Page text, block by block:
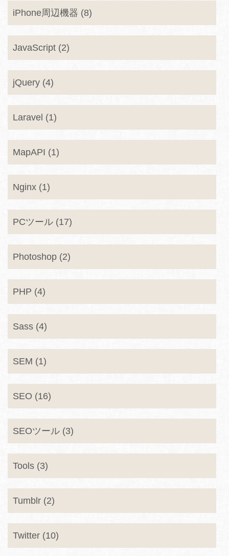
iPhone周辺機器 (8)
JavaScript (2)
jQuery (4)
Laravel (1)
MapAPI (1)
Nginx (1)
PCツール (17)
Photoshop (2)
PHP (4)
Sass (4)
SEM (1)
SEO (16)
SEOツール (3)
Tools (3)
Tumblr (2)
Twitter (10)